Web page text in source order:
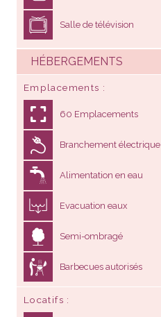
Salle de télévision
HÉBERGEMENTS
Emplacements
60 Emplacements
Branchement électrique
Alimentation en eau
Evacuation eaux
Semi-ombragé
Barbecues autorisés
Locatifs